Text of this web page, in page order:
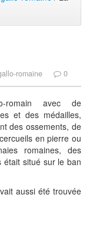
romaine 0
romain avec de
et des médailles,
des ossements, de
en pierre ou
romaines, des
était situé sur le ban
aussi été trouvée